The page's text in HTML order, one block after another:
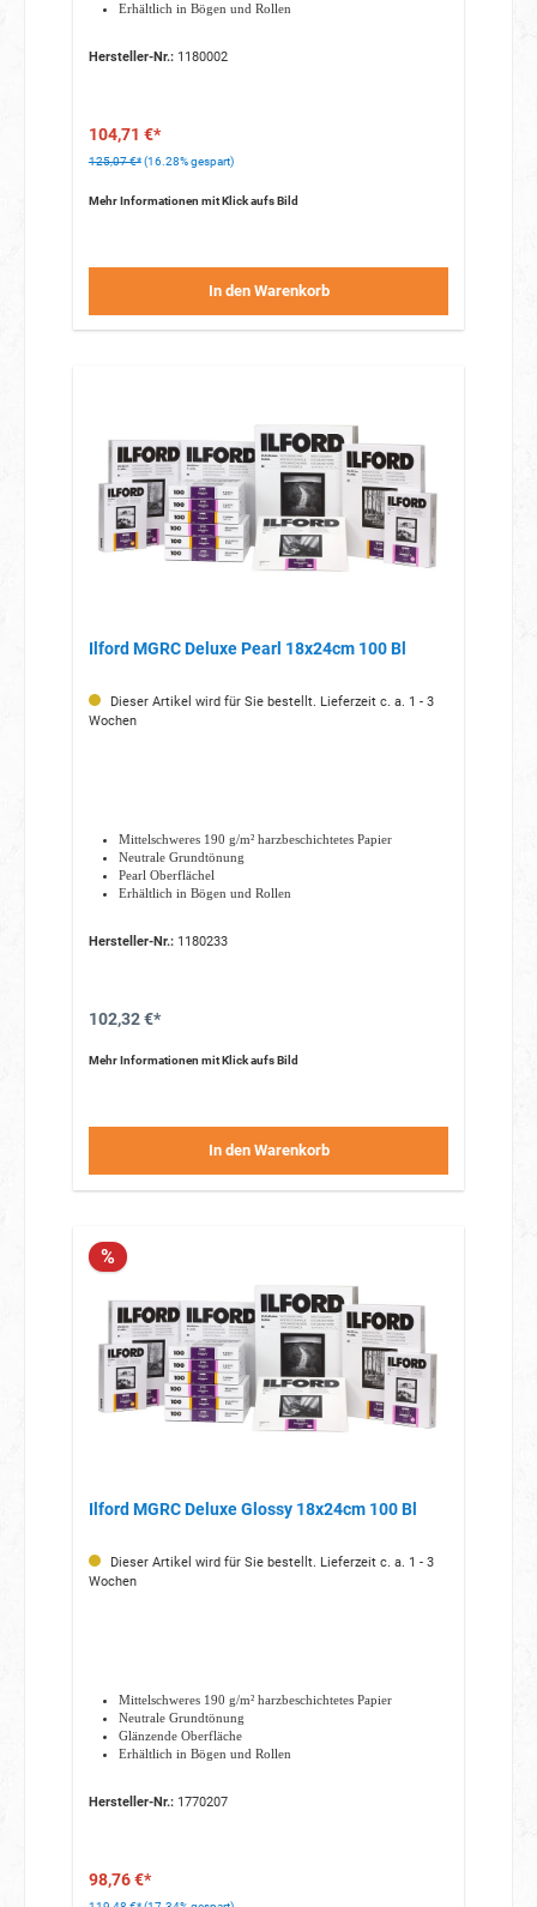
Erhältlich in Bögen und Rollen
Hersteller-Nr.:1180002
104,71 €*
125,07 €* (16.28% gespart)
Mehr Informationen mit Klick aufs Bild
In den Warenkorb
Ilford MGRC Deluxe Pearl 18x24cm 100 Bl
Dieser Artikel wird für Sie bestellt. Lieferzeit c. a. 1 - 3
Wochen
Mittelschweres 190 g/m² harzbeschichtetes Papier
Neutrale Grundtönung
Pearl Oberflächel
Erhältlich in Bögen und Rollen
Hersteller-Nr.:1180233
102,32 €*
Mehr Informationen mit Klick aufs Bild
In den Warenkorb
%
Ilford MGRC Deluxe Glossy 18x24cm 100 Bl
Dieser Artikel wird für Sie bestellt. Lieferzeit c. a. 1 - 3
Wochen
Mittelschweres 190 g/m² harzbeschichtetes Papier
Neutrale Grundtönung
Glänzende Oberfläche
Erhältlich in Bögen und Rollen
Hersteller-Nr.:1770207
98,76 €*